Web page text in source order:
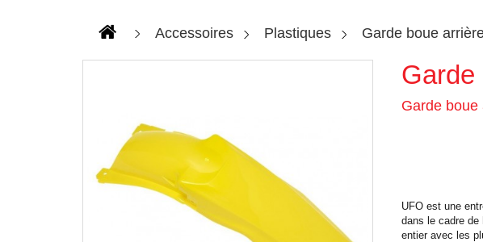
Accessoires Plastiques Garde boue
Garde
Garde boue
UFO est une
dans le cadre
entier avec les